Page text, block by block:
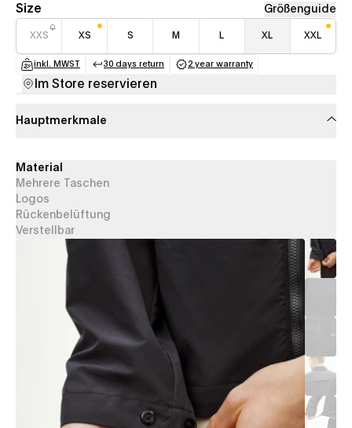
Size Größenguide
XXS XS S M L XL XXL
inkl. MWST
(opens in a new tab)
30 days return
(opens in a new tab)
2 year warranty
(opens in a new tab)
Im Store reservieren
Hauptmerkmale
Material
Mehrere Taschen
Logos
Rückenbelüftung
Verstellbar